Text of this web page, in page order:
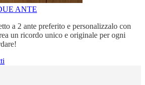
ANTE
a 2 ante preferito e personalizzalo con
un ricordo unico e originale per ogni